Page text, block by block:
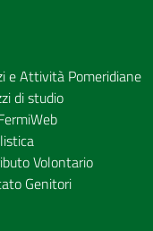
e Attività Pomeridiane
di studio
Volontario
Genitori